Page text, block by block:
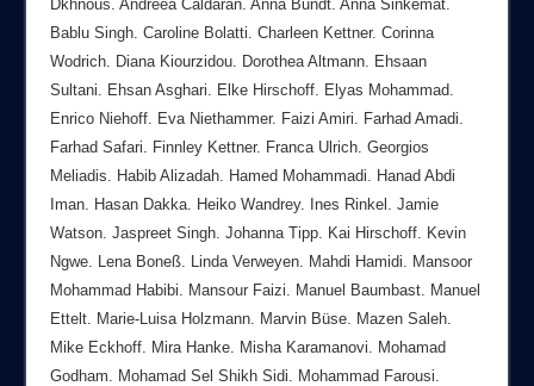
Dkhnous. Andreea Caldaran. Anna Bundt. Anna Sinkemat.
Bablu Singh. Caroline Bolatti. Charleen Kettner. Corinna
Wodrich. Diana Kiourzidou. Dorothea Altmann. Ehsaan
Sultani. Ehsan Asghari. Elke Hirschoff. Elyas Mohammad.
Enrico Niehoff. Eva Niethammer. Faizi Amiri. Farhad Amadi.
Farhad Safari. Finnley Kettner. Franca Ulrich. Georgios
Meliadis. Habib Alizadah. Hamed Mohammadi. Hanad Abdi
Iman. Hasan Dakka. Heiko Wandrey. Ines Rinkel. Jamie
Watson. Jaspreet Singh. Johanna Tipp. Kai Hirschoff. Kevin
Ngwe. Lena Boneß. Linda Verweyen. Mahdi Hamidi. Mansoor
Mohammad Habibi. Mansour Faizi. Manuel Baumbast. Manuel
Ettelt. Marie-Luisa Holzmann. Marvin Büse. Mazen Saleh.
Mike Eckhoff. Mira Hanke. Misha Karamanovi. Mohamad
Godham. Mohamad Sel Shikh Sidi. Mohammad Farousi.